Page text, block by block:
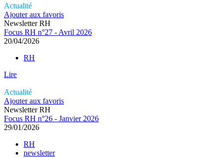
Actualité
Ajouter aux favoris
Newsletter RH
Focus RH n°27 - Avril 2026
20/04/2026
RH
Lire
Actualité
Ajouter aux favoris
Newsletter RH
Focus RH n°26 - Janvier 2026
29/01/2026
RH
newsletter